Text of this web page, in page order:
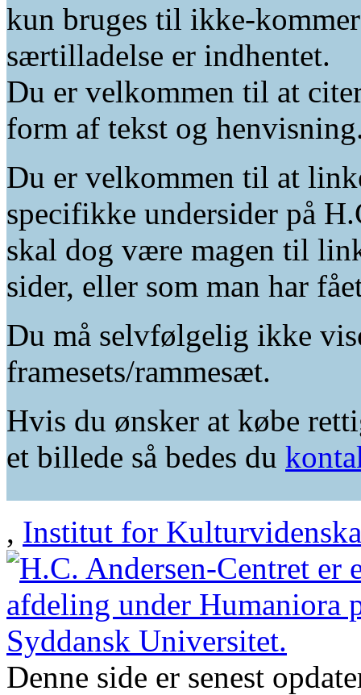
kun bruges til ikke-
særtilladelse er indhentet.
Du er velkommen til at
form af tekst og
Du er velkommen til at
specifikke undersider på
skal dog være magen til
sider, eller som man har
Du må selvfølgelig ikke
framesets/rammesæt.
Hvis du ønsker at købe
et billede så bedes du
, Institut for
Denne side er senest